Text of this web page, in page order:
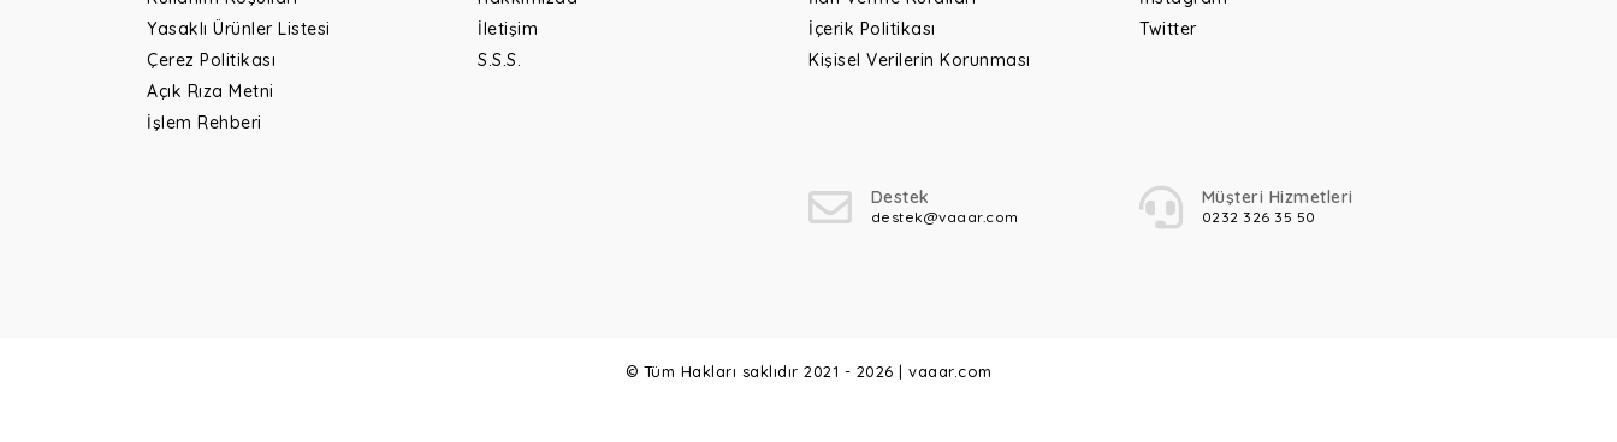
Yasaklı Ürünler Listesi
Çerez Politikası
Açık Rıza Metni
İşlem Rehberi
İletişim
S.S.S.
İçerik Politikası
Kişisel Verilerin Korunması
Twitter
Müşteri Hizmetleri
0232 326 35 50
Destek
destek@vaaar.com
© Tüm Hakları saklıdır 2021 - 2026 | vaaar.com